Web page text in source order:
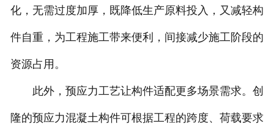
化，无需过度加厚，既降低生产原料投入，又减轻构
件自重，为工程施工带来便利，间接减少施工阶段的
资源占用。
此外，预应力工艺让构件适配更多场景需求。创
隆的预应力混凝土构件可根据工程的跨度、荷载要求